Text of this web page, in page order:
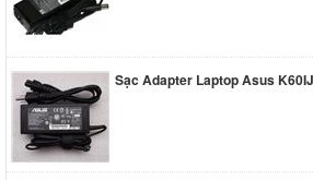
Sạc Adapter Laptop Asus